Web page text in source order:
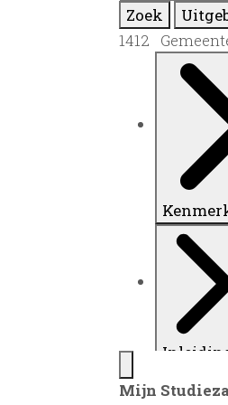
Zoek
1412
Mijn